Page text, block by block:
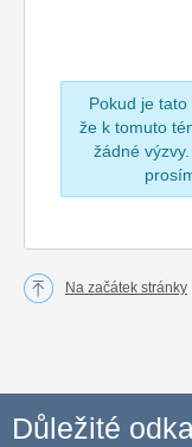
Pokud je
že k tomuto
žádné
Na začátek stránky
Důležité